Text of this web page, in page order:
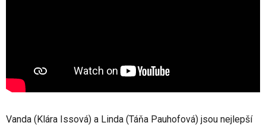
Vanda (Klára Issová) a Linda (Táňa Pauhofová) jsou nejlepší